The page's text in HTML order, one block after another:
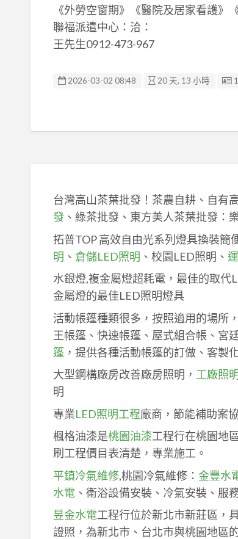
《外勞空窗期》《醫院及居家看護》
聯福派遣中心：洽：
王先生0912-473-967
2026-03-02 08:48 20 天, 13 小時
台灣高山茶葉批發！茶農自耕、自有
發、綠茶批發、東方美人茶葉批發：
拓普TOP 高效自由光系列燈具換裝
明 、 倉儲LED照明 、校園LED照明、
水銀燈,複金屬燈超耗電，最佳的取
金屬燈的最佳LED照明燈具
活動帳篷種類很多，按照適用的場所
王帳篷、快速帳篷、屋式組合帳、宮
篷，提供各種活動帳篷的訂做、客製
大型鋼構廠房改善廠房照明， 工廠照
明
專業LED照明工程廠商，節能補助案
楓格油漆是桃園油漆工程行在桃園地
刷工程價目表清楚，專業施工。
平鎮冷氣維修,桃園冷氣維修： 金豐水
水電、衛浴設備安裝、冷氣安裝、服
昱金水電工程行位於新北市新莊區，
證照，為新北市、台北市與桃園地區